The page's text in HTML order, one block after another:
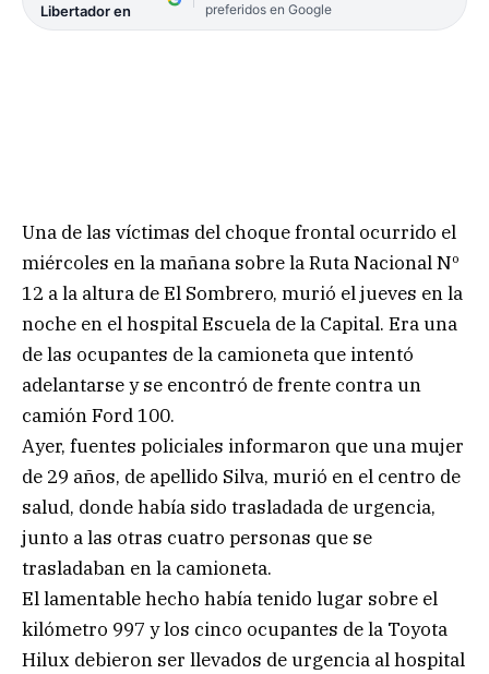
Libertador en
preferidos en Google
Una de las víctimas del choque frontal ocurrido el
miércoles en la mañana sobre la Ruta Nacional Nº
12 a la altura de El Sombrero, murió el jueves en la
noche en el hospital Escuela de la Capital. Era una
de las ocupantes de la camioneta que intentó
adelantarse y se encontró de frente contra un
camión Ford 100.
Ayer, fuentes policiales informaron que una mujer
de 29 años, de apellido Silva, murió en el centro de
salud, donde había sido trasladada de urgencia,
junto a las otras cuatro personas que se
trasladaban en la camioneta.
El lamentable hecho había tenido lugar sobre el
kilómetro 997 y los cinco ocupantes de la Toyota
Hilux debieron ser llevados de urgencia al hospital